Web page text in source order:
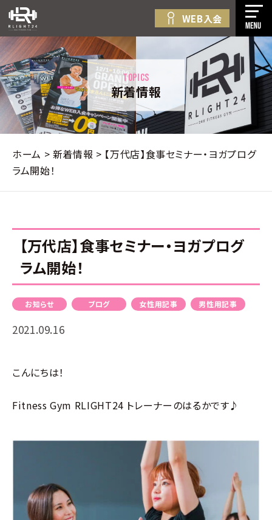
コ
ン
テ
ン
ツ
へ
プ
初
め
て
の
方
へ
無
料
体
験・
無
料
見
学・
入
会
料
金
案
内
プ
ロ
ラ
ム
紹
店
舗
一
新
情
人
ラ
ン
WEB
入会
の申
み
WEB入会
TOPICS
新着情報
ホーム > 新着情報 > 【万代店】食事セミナー・ヨガプログ
ラム開始！
【万代店】食事セミナー・ヨガプログ
ラム開始！
お知らせ ブログ 女性用記事 男性用記事
2021.09.16
こんにちは！
Fitness Gym RLIGHT24 トレーナーのはるかです♪